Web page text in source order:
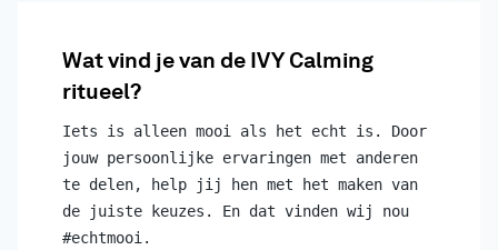
Wat vind je van de IVY Calming
ritueel?
Iets is alleen mooi als het echt is. Door
jouw persoonlijke ervaringen met anderen
te delen, help jij hen met het maken van
de juiste keuzes. En dat vinden wij nou
#echtmooi.